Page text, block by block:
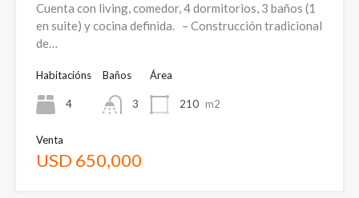
Cuenta con living, comedor, 4 dormitorios, 3 baños (1
en suite) y cocina definida. – Construcción tradicional
de…
Habitacións
4
Baños
3
Área
210 m2
Venta
USD 650,000